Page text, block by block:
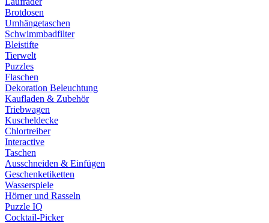
Brotdosen
Umhängetaschen
Schwimmbadfilter
Bleistifte
Tierwelt
Puzzles
Flaschen
Dekoration Beleuchtung
Kaufladen & Zubehör
Triebwagen
Kuscheldecke
Chlortreiber
Interactive
Taschen
Ausschneiden & Einfügen
Geschenketiketten
Wasserspiele
Hörner und Rasseln
Puzzle IQ
Cocktail-Picker